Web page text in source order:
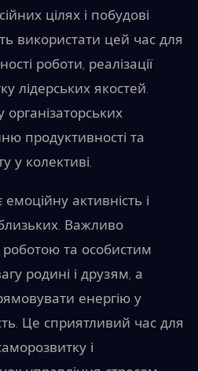
цілях і побудові
використати цей час для
роботи, реалізації
лідерських якостей.
організаторських
продуктивності та
у колективі.
активність і
Важливо
роботою та особистим
родині і друзям, а
енергію у
Це сприятливий час для
і